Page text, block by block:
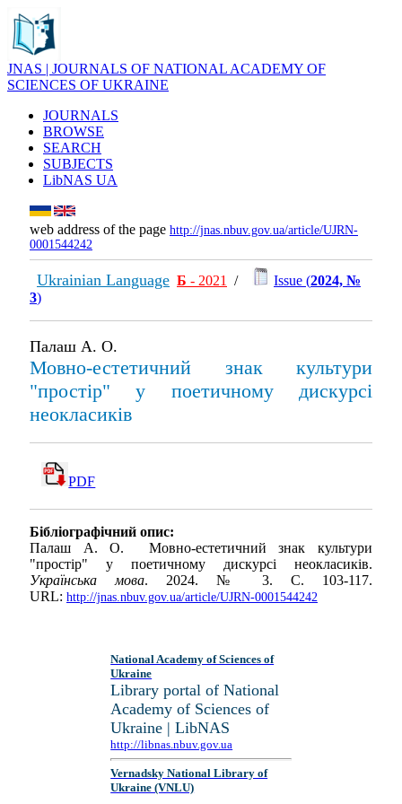
JNAS | JOURNALS OF NATIONAL ACADEMY OF
SCIENCES OF UKRAINE
JOURNALS
BROWSE
SEARCH
SUBJECTS
LibNAS UA
web address of the page http://jnas.nbuv.gov.ua/article/UJRN-
0001544242
Ukrainian Language Б - 2021 / Issue (2024, №
3)
Палаш А. О.
Мовно-естетичний знак культури
"простір" у поетичному дискурсі
неокласиків
PDF
Бібліографічний опис:
Палаш А. О. Мовно-естетичний знак культури
"простір" у поетичному дискурсі неокласиків.
Українська мова. 2024. № 3. С. 103-117.
URL: http://jnas.nbuv.gov.ua/article/UJRN-0001544242
National Academy of Sciences of
Ukraine
Library portal of National
Academy of Sciences of
Ukraine | LibNAS
http://libnas.nbuv.gov.ua
Vernadsky National Library of
Ukraine (VNLU)